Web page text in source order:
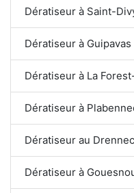
Dératiseur à Saint-
Dératiseur à
Dératiseur à La
Dératiseur à
Dératiseur au
Dératiseur à